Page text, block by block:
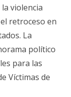
violencia
retroceso en
La
político
para las
Víctimas de